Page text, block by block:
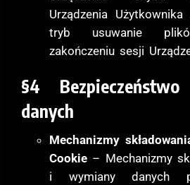
Urządzenia
tryb usuwanie
zakończeniu sesji
§4 Bezpieczeństwo
danych
Mechanizmy
Cookie – Mechanizmy
i wymiany danych